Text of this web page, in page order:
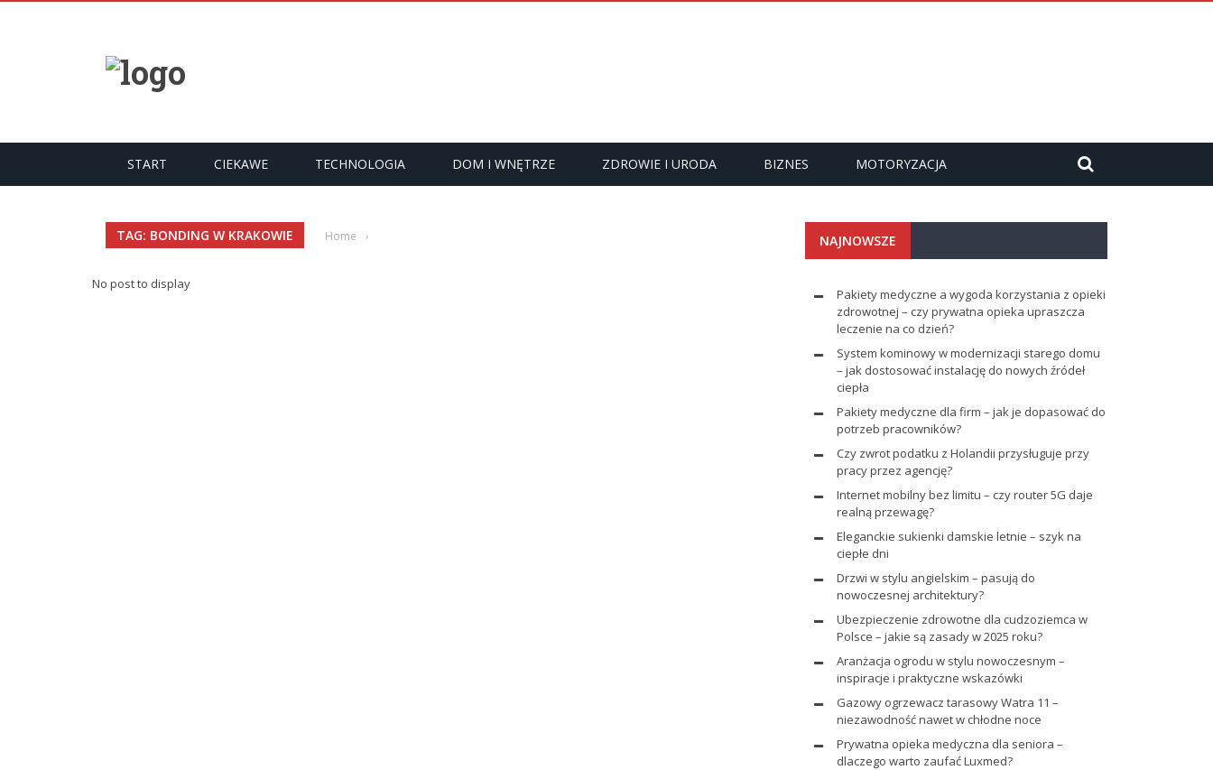
START CIEKAWE TECHNOLOGIA DOM I WNĘTRZE ZDROWIE I URODA BIZNES MOTORYZACJA
TAG: BONDING W KRAKOWIE Home ›
No post to display
NAJNOWSZE
Pakiety medyczne a wygoda korzystania z opieki
zdrowotnej – czy prywatna opieka upraszcza
leczenie na co dzień?
System kominowy w modernizacji starego domu
– jak dostosować instalację do nowych źródeł
ciepła
Pakiety medyczne dla firm – jak je dopasować do
potrzeb pracowników?
Czy zwrot podatku z Holandii przysługuje przy
pracy przez agencję?
Internet mobilny bez limitu – czy router 5G daje
realną przewagę?
Eleganckie sukienki damskie letnie – szyk na
ciepłe dni
Drzwi w stylu angielskim – pasują do
nowoczesnej architektury?
Ubezpieczenie zdrowotne dla cudzoziemca w
Polsce – jakie są zasady w 2025 roku?
Aranżacja ogrodu w stylu nowoczesnym –
inspiracje i praktyczne wskazówki
Gazowy ogrzewacz tarasowy Watra 11 –
niezawodność nawet w chłodne noce
Prywatna opieka medyczna dla seniora –
dlaczego warto zaufać Luxmed?